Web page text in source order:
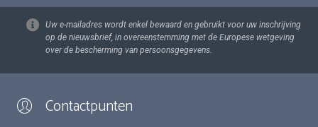
Uw e-mailadres wordt enkel bewaard en gebruikt voor uw inschrijving
op de nieuwsbrief, in overeenstemming met de Europese wetgeving
over de bescherming van persoonsgegevens.
Contactpunten